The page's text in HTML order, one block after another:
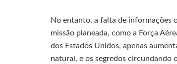
No entanto, a falta de informações
missão planeada, como a Força
dos Estados Unidos, apenas
natural, e os segredos circundando